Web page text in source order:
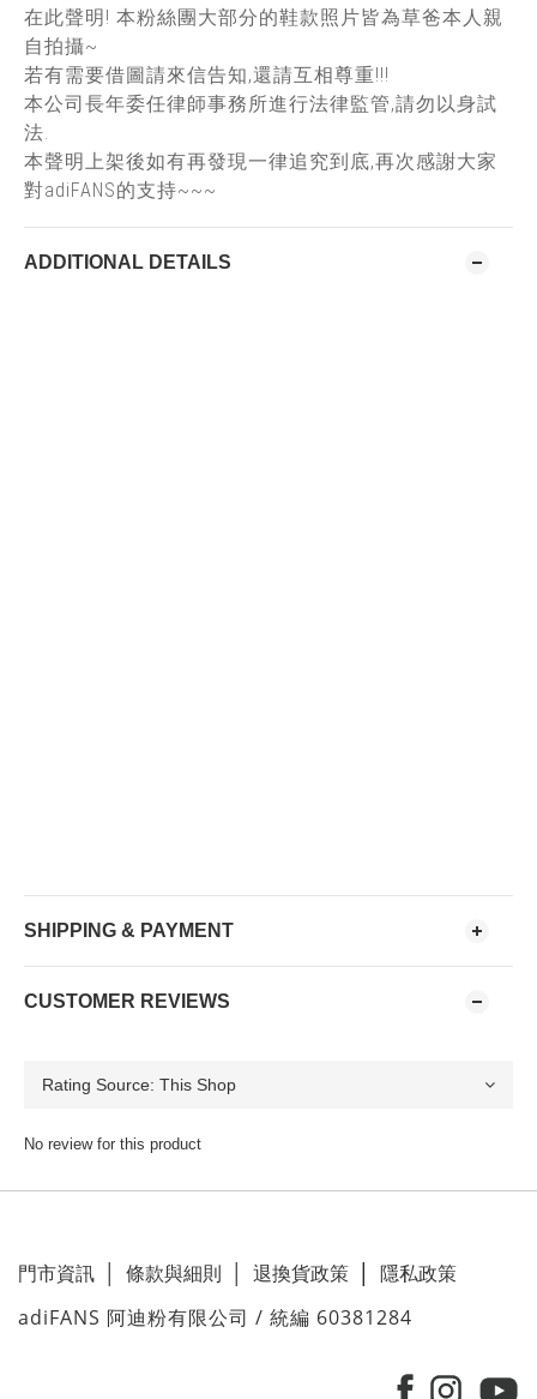
在此聲明! 本粉絲團大部分的鞋款照片皆為草爸本人親
自拍攝~
若有需要借圖請來信告知,還請互相尊重!!!
本公司長年委任律師事務所進行法律監管,請勿以身試
法.
本聲明上架後如有再發現一律追究到底,再次感謝大家
對adiFANS的支持~~~
ADDITIONAL DETAILS
SHIPPING & PAYMENT
CUSTOMER REVIEWS
No review for this product
門市資訊 條款與細則 退換貨政策 隱私政策
adiFANS 阿迪粉有限公司 / 統編 60381284